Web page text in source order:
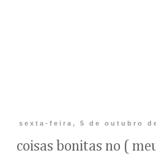
sexta-feira, 5 de outubro
coisas bonitas no (